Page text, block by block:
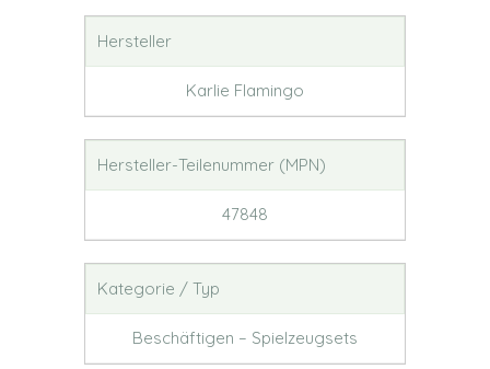
Hersteller
Karlie Flamingo
Hersteller-Teilenummer (MPN)
47848
Kategorie / Typ
Beschäftigen – Spielzeugsets